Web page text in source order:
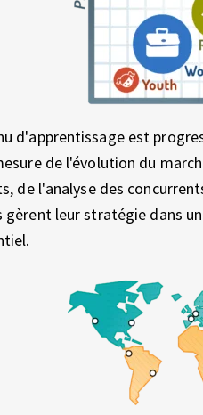
d'apprentissage est
de l'évolution du
de l'analyse des
gèrent leur stratégie dans